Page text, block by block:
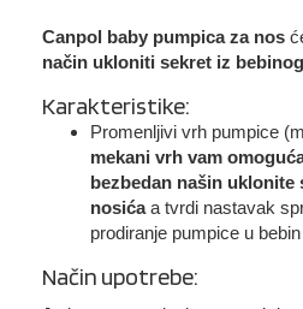
Canpol baby pumpica za nos
način ukloniti sekret iz
Karakteristike:
Promenljivi vrh pumpice
mekani vrh vam
bezbedan našin uklonite
nosićaa tvrdi nastavak
prodiranje pumpice u
Način upotrebe: